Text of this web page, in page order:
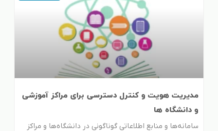
مدیریت هویت و کنترل دسترسی برای مراکز آموزشی
و دانشگاه ها
سامانه‌ها و منابع اطلاعاتی گوناگونی در دانشگاه‌ها و مراکز